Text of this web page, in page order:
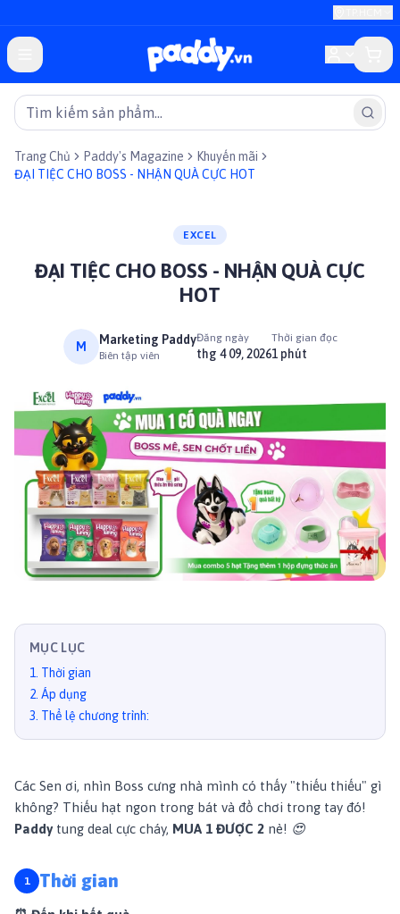
Trang Chủ Paddy's Magazine
Khuyến mãi
ĐẠI TIỆC CHO BOSS - NHẬN QUÀ CỰC HOT
EXCEL
ĐẠI TIỆC CHO BOSS - NHẬN QUÀ CỰC
HOT
M Marketing Paddy
Biên tập viên
Đăng ngày
thg 4 09, 2026
Thời gian đọc
1 phút
MỤC LỤC
1 Thời gian
2 Áp dụng
3 Thể lệ chương trình:
Các Sen ơi, nhìn Boss cưng nhà mình có thấy "thiếu thiếu" gì
không? Thiếu hạt ngon trong bát và đồ chơi trong tay đó!
Paddy tung deal cực cháy, MUA 1 ĐƯỢC 2 nè! 😍
Thời gian